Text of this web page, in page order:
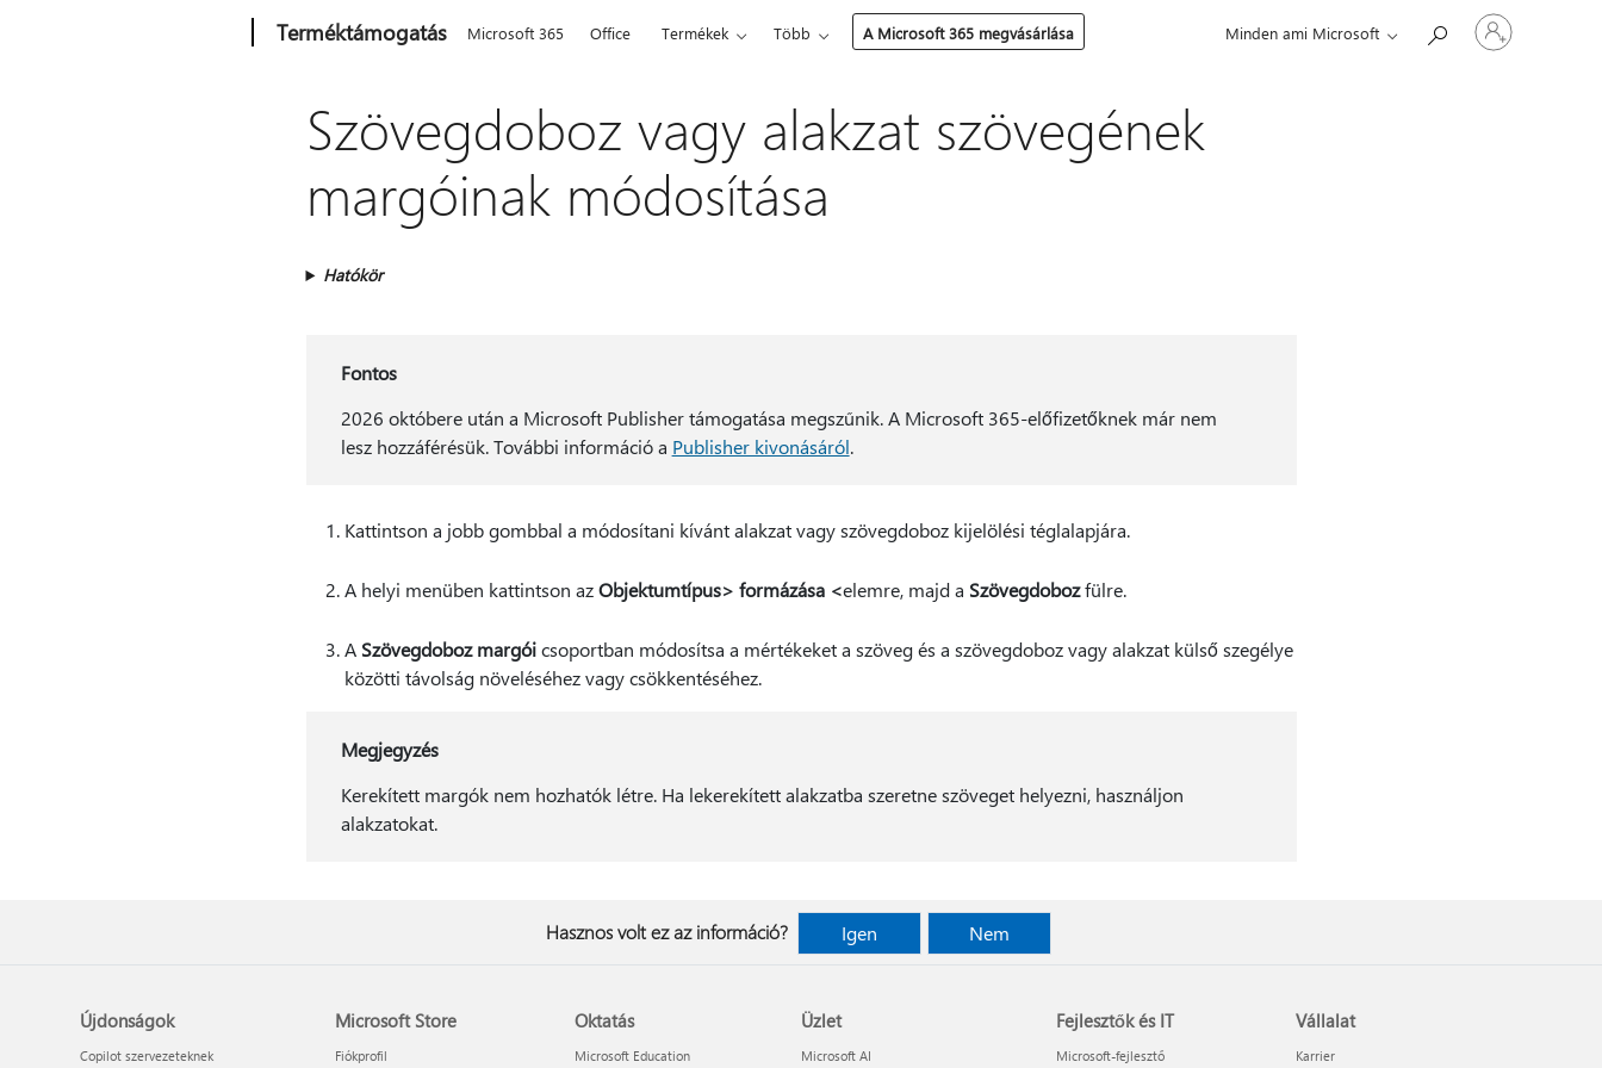
Terméktámogatás Microsoft 365 Office Termékek Több A Microsoft 365 megvásárlása Minden ami Microsoft
Jelentkezzen
be
Szövegdoboz vagy alakzat szövegének
margóinak módosítása
Hatókör
Fontos
2026 októbere után a Microsoft Publisher támogatása megszűnik. A Microsoft 365-előfizetőknek már nem
lesz hozzáférésük. További információ a Publisher kivonásáról.
Kattintson a jobb gombbal a módosítani kívánt alakzat vagy szövegdoboz kijelölési téglalapjára.
A helyi menüben kattintson azObjektumtípus> formázása <elemre, majd a Szövegdobozfülre.
A Szövegdoboz margóicsoportban módosítsa a mértékeket a szöveg és a szövegdoboz vagy alakzat külső szegélye
közötti távolság növeléséhez vagy csökkentéséhez.
Megjegyzés
Kerekített margók nem hozhatók létre. Ha lekerekített alakzatba szeretne szöveget helyezni, használjon
alakzatokat.
Hasznos volt ez az információ? Igen Nem
Újdonságok
Copilot szervezeteknek
Microsoft Store
Fiókprofil
Oktatás
Microsoft Education
Üzlet
Microsoft AI
Fejlesztők és IT
Microsoft-fejlesztő
Vállalat
Karrier